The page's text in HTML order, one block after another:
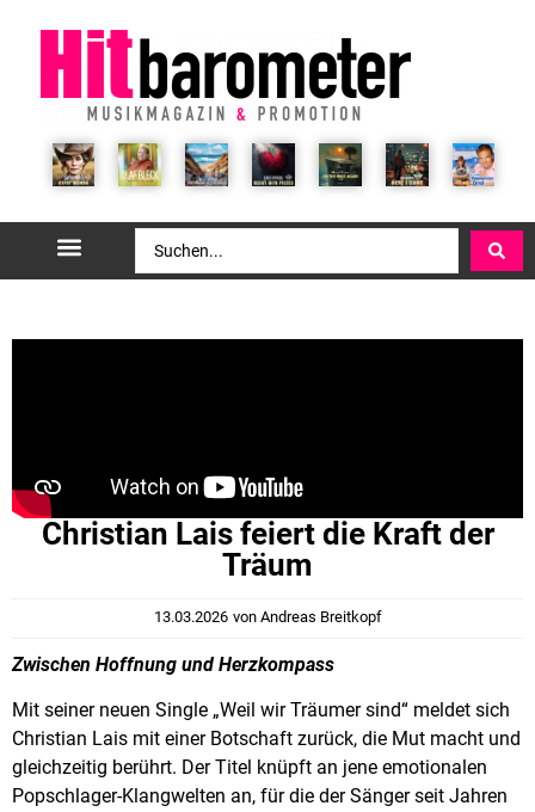
Christian Lais feiert die Kraft der
Träum
13.03.2026 vonAndreas Breitkopf
Zwischen Hoffnung und Herzkompass
Mit seiner neuen Single „Weil wir Träumer sind“ meldet sich
Christian Lais mit einer Botschaft zurück, die Mut macht und
gleichzeitig berührt. Der Titel knüpft an jene emotionalen
Popschlager-Klangwelten an, für die der Sänger seit Jahren